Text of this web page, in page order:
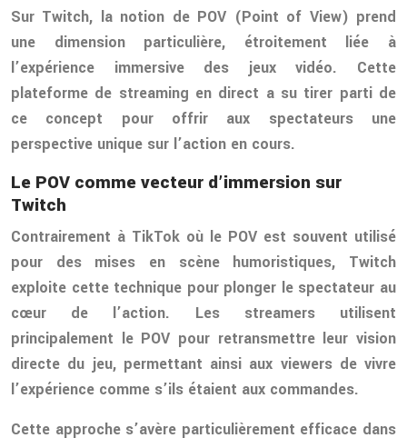
Sur Twitch, la notion de POV (Point of View) prend
une dimension particulière, étroitement liée à
l’expérience immersive des jeux vidéo. Cette
plateforme de streaming en direct a su tirer parti de
ce concept pour offrir aux spectateurs une
perspective unique sur l’action en cours.
Le POV comme vecteur d’immersion sur
Twitch
Contrairement à TikTok où le POV est souvent utilisé
pour des mises en scène humoristiques, Twitch
exploite cette technique pour plonger le spectateur au
cœur de l’action. Les streamers utilisent
principalement le POV pour retransmettre leur vision
directe du jeu, permettant ainsi aux viewers de vivre
l’expérience comme s’ils étaient aux commandes.
Cette approche s’avère particulièrement efficace dans